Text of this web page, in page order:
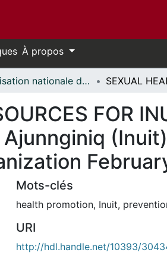
À propos
Organisation nationale de la santé autochtone // National Aboriginal Health Organization
FOR
Ajunnginiq
Mots-clés
health promotion, Inuit,
URI
http://hdl.handle.net/10393/